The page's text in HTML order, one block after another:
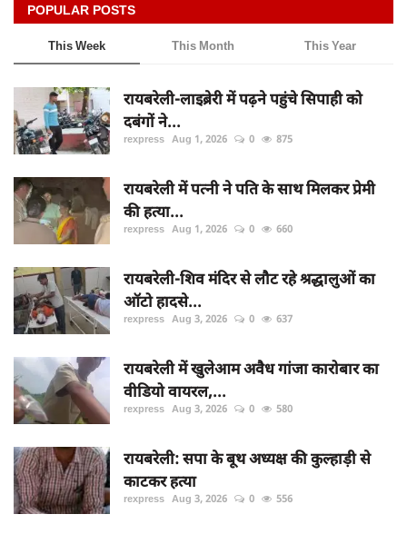
POPULAR POSTS
This Week This Month This Year
रायबरेली-लाइब्रेरी में पढ़ने पहुंचे सिपाही को
दबंगों ने...
rexpress Aug 1, 2026 0 875
रायबरेली में पत्नी ने पति के साथ मिलकर प्रेमी
की हत्या...
rexpress Aug 1, 2026 0 660
रायबरेली-शिव मंदिर से लौट रहे श्रद्धालुओं का
ऑटो हादसे...
rexpress Aug 3, 2026 0 637
रायबरेली में खुलेआम अवैध गांजा कारोबार का
वीडियो वायरल,...
rexpress Aug 3, 2026 0 580
रायबरेली: सपा के बूथ अध्यक्ष की कुल्हाड़ी से
काटकर हत्या
rexpress Aug 3, 2026 0 556